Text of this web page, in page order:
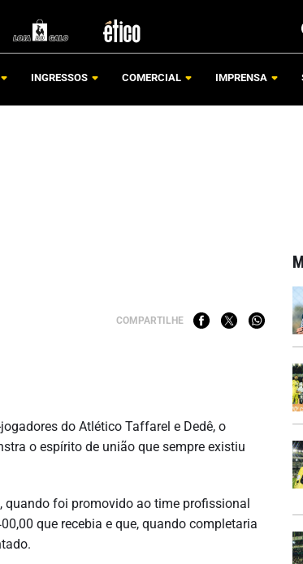
INGRESSOS COMERCIAL IMPRENSA
COMPARTILHE
do Atlético Taffarel e Dedê, o
o espírito de união que sempre existiu
quando foi promovido ao time profissional
que recebia e que, quando completaria